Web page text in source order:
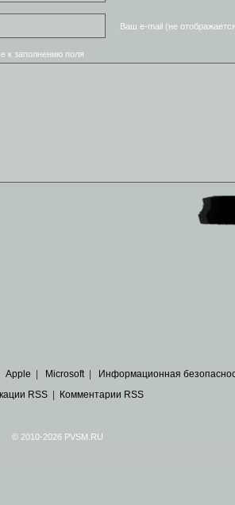
Ваш e-mail (не
к заполнению поля
Apple Microsoft| Информационная
RSS| Комментарии RSS
© 2010-2026 PVSM.RU